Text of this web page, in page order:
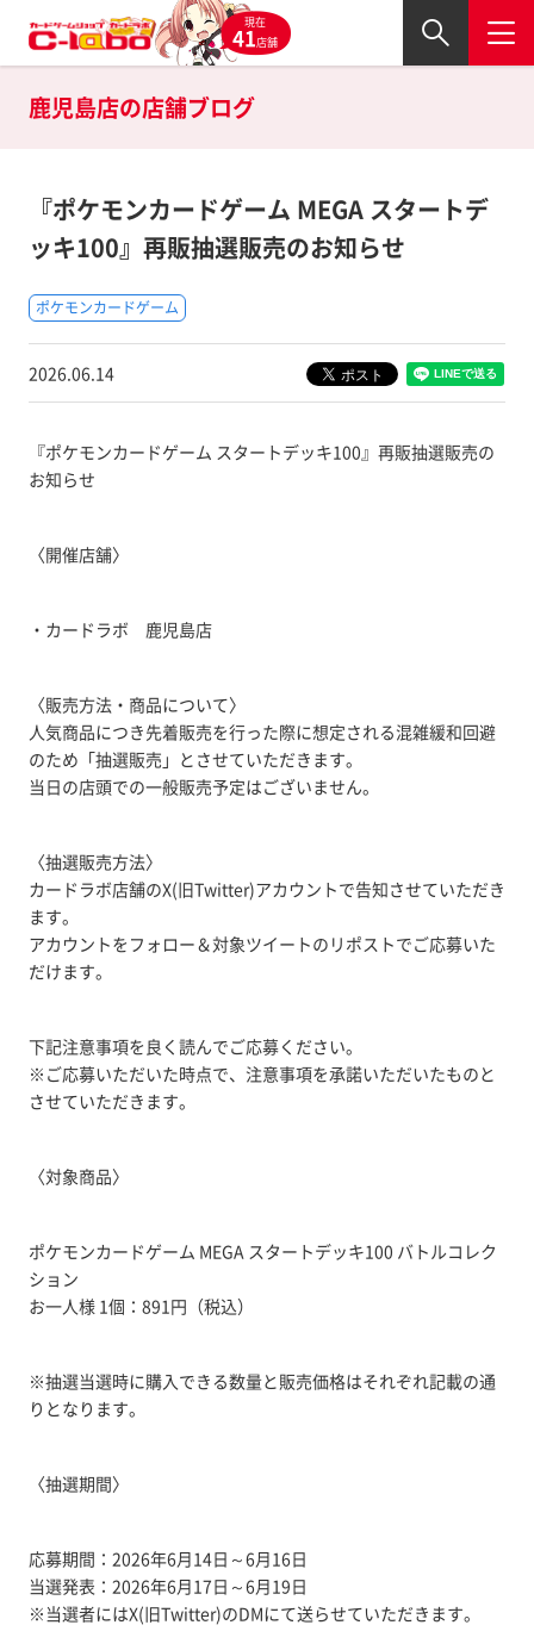
現在
41店舗
鹿児島店の店舗ブログ
『ポケモンカードゲーム MEGA スタートデ
ッキ100』再販抽選販売のお知らせ
ポケモンカードゲーム
2026.06.14
『ポケモンカードゲーム スタートデッキ100』再販抽選販売の
お知らせ
〈開催店舗〉
・カードラボ 鹿児島店
〈販売方法・商品について〉
人気商品につき先着販売を行った際に想定される混雑緩和回避
のため「抽選販売」とさせていただきます。
当日の店頭での一般販売予定はございません。
〈抽選販売方法〉
カードラボ店舗のX(旧Twitter)アカウントで告知させていただき
ます。
アカウントをフォロー＆対象ツイートのリポストでご応募いた
だけます。
下記注意事項を良く読んでご応募ください。
※ご応募いただいた時点で、注意事項を承諾いただいたものと
させていただきます。
〈対象商品〉
ポケモンカードゲーム MEGA スタートデッキ100 バトルコレク
ション
お一人様 1個：891円（税込）
※抽選当選時に購入できる数量と販売価格はそれぞれ記載の通
りとなります。
〈抽選期間〉
応募期間：2026年6月14日～6月16日
当選発表：2026年6月17日～6月19日
※当選者にはX(旧Twitter)のDMにて送らせていただきます。